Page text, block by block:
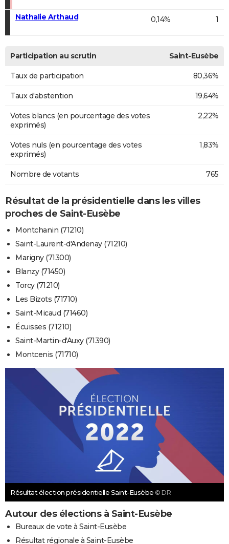
Nathalie Arthaud 0,14% 1
Participation au scrutin Saint-Eusèbe
Taux de participation 80,36%
Taux d'abstention 19,64%
Votes blancs (en pourcentage des votes
exprimés)
2,22%
Votes nuls (en pourcentage des votes
exprimés)
1,83%
Nombre de votants 765
Résultat de la présidentielle dans les villes
proches de Saint-Eusèbe
Montchanin (71210)
Saint-Laurent-d'Andenay (71210)
Marigny (71300)
Blanzy (71450)
Torcy (71210)
Les Bizots (71710)
Saint-Micaud (71460)
Écuisses (71210)
Saint-Martin-d'Auxy (71390)
Montcenis (71710)
Résultat élection présidentielle Saint-Eusèbe © DR
Autour des élections à Saint-Eusèbe
Bureaux de vote à Saint-Eusèbe
Résultat régionale à Saint-Eusèbe